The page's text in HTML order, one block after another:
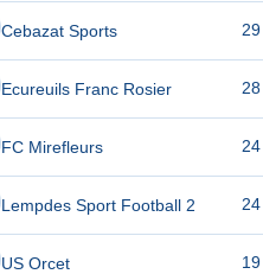
Cebazat Sports
Ecureuils Franc Rosier
FC Mirefleurs
Lempdes Sport Football 2
US Orcet
29
28
24
24
19